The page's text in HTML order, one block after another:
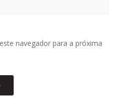
navegador para a próxima